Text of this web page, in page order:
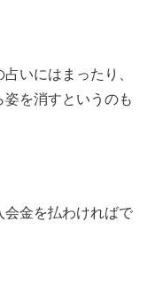
いにはまったり、
を消すというのも
会金を払わければで